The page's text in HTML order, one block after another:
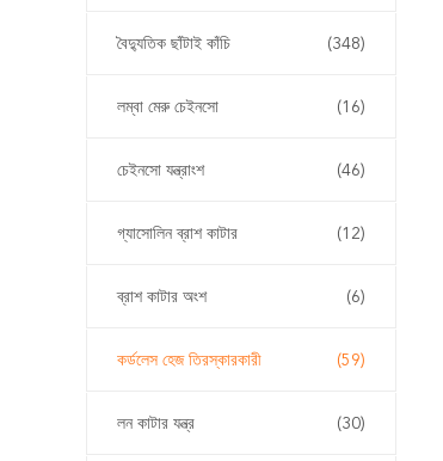
বৈদ্যুতিক ছাঁটাই কাঁচি (348)
লম্বা মেরু চেইনসো (16)
চেইনসো যন্ত্রাংশ (46)
গ্যাসোলিন ব্রাশ কাটার (12)
ব্রাশ কাটার অংশ (6)
কর্ডলেস হেজ তিরস্কারকারী (59)
লন কাটার যন্ত্র (30)